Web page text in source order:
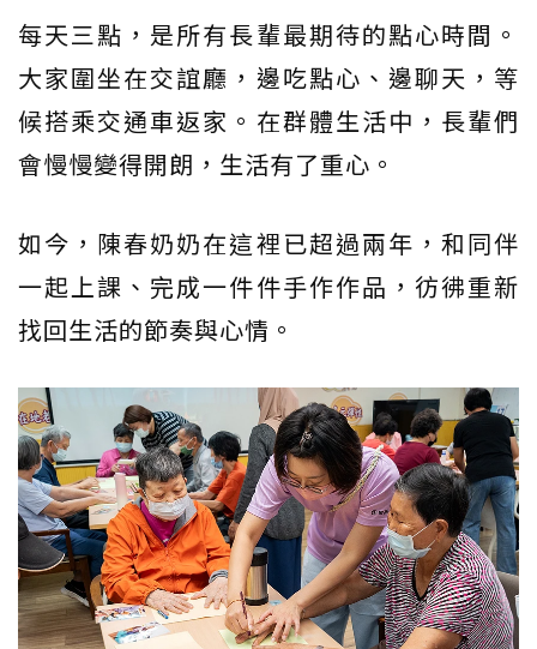
每天三點，是所有長輩最期待的點心時間。
大家圍坐在交誼廳，邊吃點心、邊聊天，等
候搭乘交通車返家。在群體生活中，長輩們
會慢慢變得開朗，生活有了重心。
如今，陳春奶奶在這裡已超過兩年，和同伴
一起上課、完成一件件手作作品，彷彿重新
找回生活的節奏與心情。